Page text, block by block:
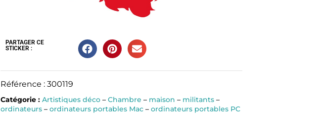
PARTAGER CE
STICKER :
Référence : 300119
Catégorie : Artistiques déco– Chambre – maison – militants–
ordinateurs– ordinateurs portables Mac– ordinateurs portables PC